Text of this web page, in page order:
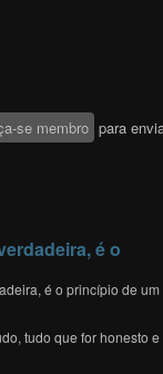
se membro para
é o
é o princípio de um
tudo que for honesto